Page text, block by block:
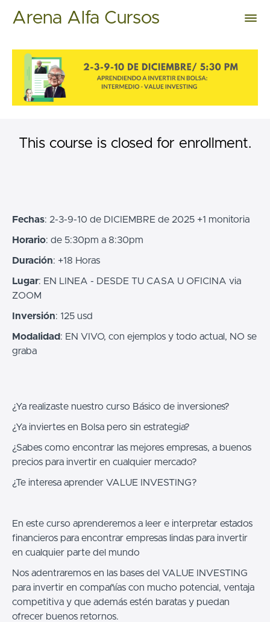
Arena Alfa Cursos
This course is closed for enrollment.
Fechas: 2-3-9-10 de DICIEMBRE de 2025 +1 monitoria
Horario: de 5:30pm a 8:30pm
Duración: +18 Horas
Lugar: EN LINEA - DESDE TU CASA U OFICINA via
ZOOM
Inversión: 125 usd
Modalidad: EN VIVO, con ejemplos y todo actual, NO se
graba
¿Ya realizaste nuestro curso Básico de inversiones?
¿Ya inviertes en Bolsa pero sin estrategia?
¿Sabes como encontrar las mejores empresas, a buenos
precios para invertir en cualquier mercado?
¿Te interesa aprender VALUE INVESTING?
En este curso aprenderemos a leer e interpretar estados
financieros para encontrar empresas lindas para invertir
en cualquier parte del mundo
Nos adentraremos en las bases del VALUE INVESTING
para invertir en compañías con mucho potencial, ventaja
competitiva y que además estén baratas y puedan
ofrecer buenos retornos.